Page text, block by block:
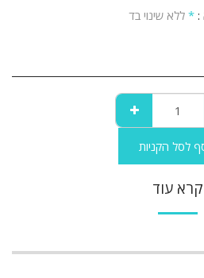
:
* ללא שינוי בד
לסל הקניות
קרא עוד